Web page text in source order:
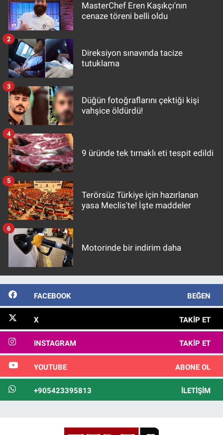
MasterChef Eren Kaşıkçı'nın
cenaze töreni belli oldu
Direksiyon sınavında tacize
tutuklama
2
Düğün fotoğraflarını çektiği kişi
vahşice öldürdü!
3
9 üründe tek tırnaklı eti tespit edildi
4
Terörsüz Türkiye için hazırlanan
yasa Meclis'te! İşte maddeler
5
Motorinde bir indirim daha
6
FACEBOOK BEĞEN
X TAKIP ET
INSTAGRAM TAKIP ET
YOUTUBE ABONE OL
+905423395813 İLETIŞIM